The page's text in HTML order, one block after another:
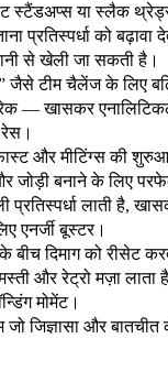
स्टैंडअप्स या स्लैक
प्रतिस्पर्धा को बढ़ावा
से खेली जा सकती है।
जैसे टीम चैलेंज के लिए
— खासकर
और मीटिंग्स की
जोड़ी बनाने के लिए
लाती है,
एनर्जी बूस्टर।
दिमाग को रीसेट
और रेट्रो मज़ा लाता
मोमेंट।
जो जिज्ञासा और